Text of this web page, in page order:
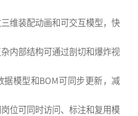
维装配动画和可交互模型，快
内部结构可通过剖切和爆炸视
模型和BOM可同步更新，减
位可同时访问、标注和复用模